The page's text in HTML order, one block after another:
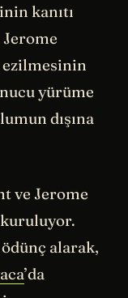
kanıtı
Jerome
ezilmesinin
yürüme
dışına
ve Jerome
alarak,
’da